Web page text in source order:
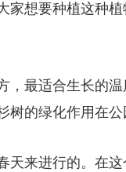
家想要种植这种
，最适合生长的
树的绿化作用在
天来进行的。在